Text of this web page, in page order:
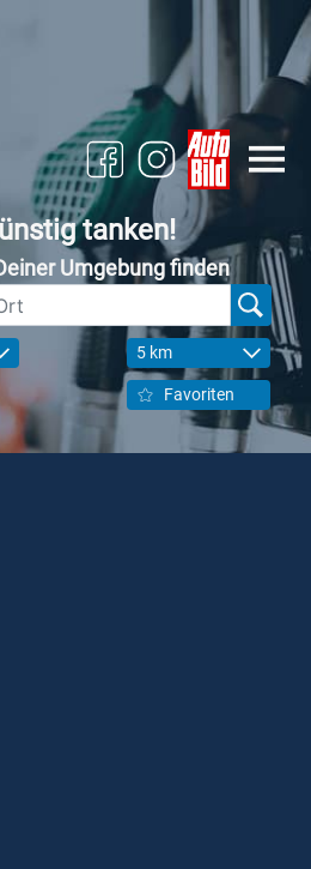
tanken!
Umgebung finden
5 km
Favoriten